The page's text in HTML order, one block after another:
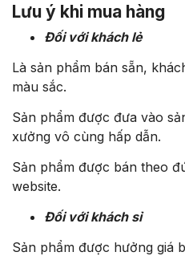
Lưu ý khi mua hàng
Đối với khách lẻ
Là sản phẩm bán sẵn,
màu sắc.
Sản phẩm được đưa vào
xưởng vô cùng hấp dẫn.
Sản phẩm được bán theo
website.
Đối với khách sỉ
Sản phẩm được hưởng giá